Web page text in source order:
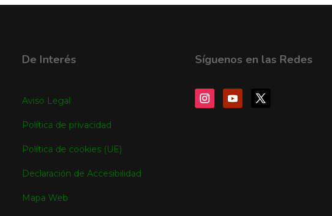
De Interés
Aviso Legal
Política de privacidad
Política de cookies (UE)
Declaración de Accesibilidad
Mapa Web
Síguenos en las Redes